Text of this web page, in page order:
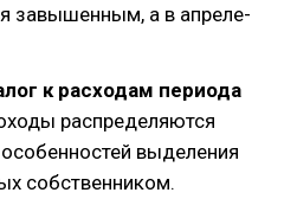
завышенным, а в апреле-
к расходам периода
распределяются
выделения
собственником.